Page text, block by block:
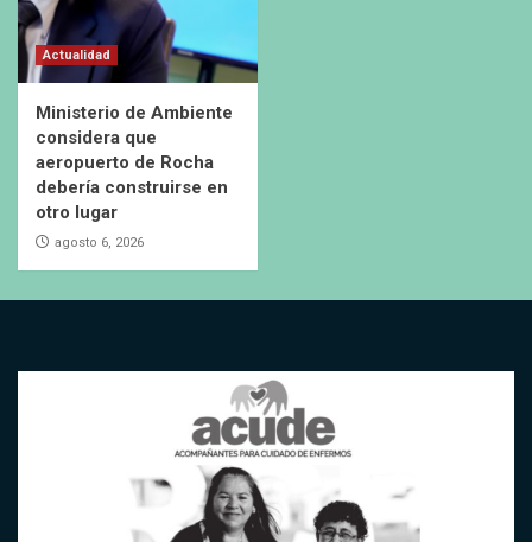
Actualidad
Ministerio de Ambiente
considera que
aeropuerto de Rocha
debería construirse en
otro lugar
agosto 6, 2026